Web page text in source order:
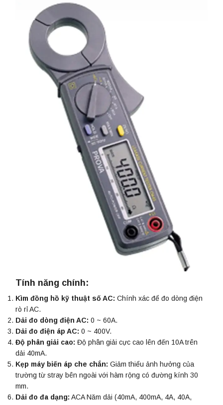
Tính năng chính:
Kìm đồng hồ kỹ thuật số AC: Chính xác để đo dòng điện
rò rỉ AC.
Dải đo dòng điện AC: 0 ~ 60A.
Dải đo điện áp AC: 0 ~ 400V.
Độ phân giải cao: Độ phân giải cực cao lên đến 10A trên
dải 40mA.
Kẹp máy biến áp che chắn: Giảm thiểu ảnh hưởng của
trường từ stray bên ngoài với hàm rộng có đường kính 30
mm.
Dải đo đa dạng: ACA Năm dải (40mA, 400mA, 4A, 40A,